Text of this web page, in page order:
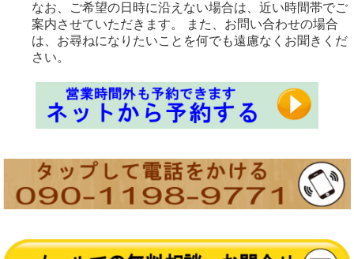
なお、ご希望の日時に沿えない場合は、近い時間帯でご
案内させていただきます。 また、お問い合わせの場合
は、お尋ねになりたいことを何でも遠慮なくお聞きくだ
さい。